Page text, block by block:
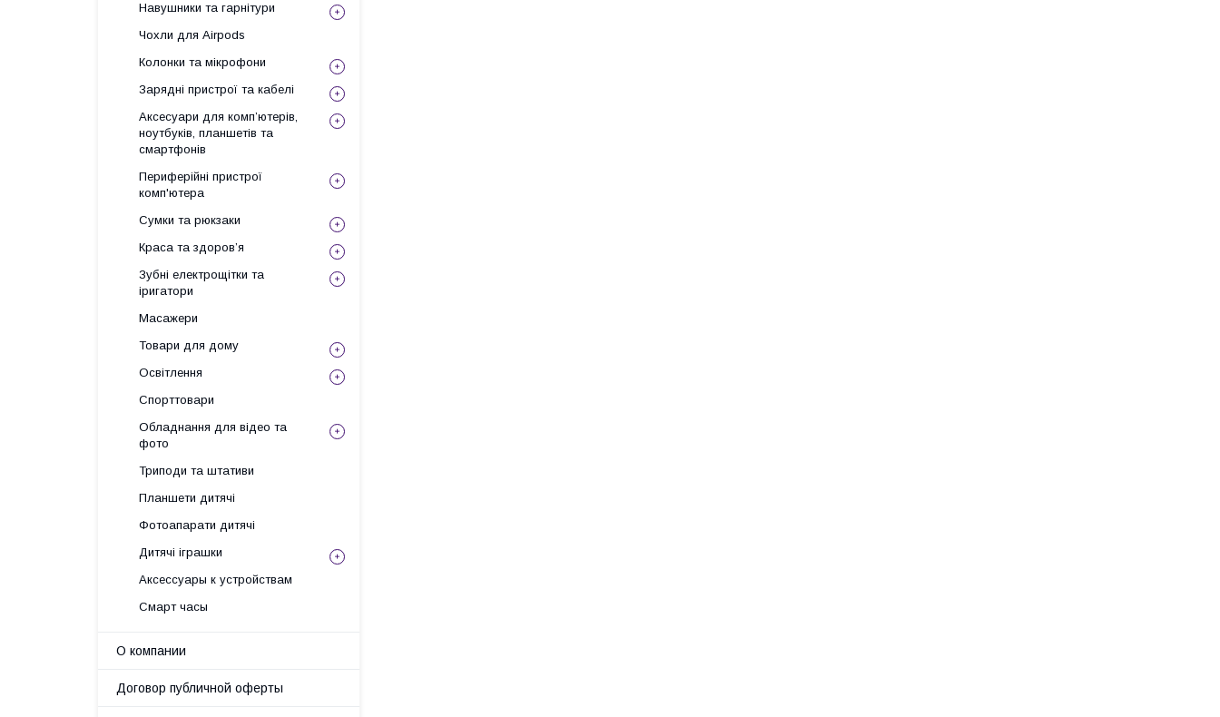
Навушники та гарнітури
Чохли для Airpods
Колонки та мікрофони
Зарядні пристрої та кабелі
Аксесуари для комп’ютерів,
ноутбуків, планшетів та
смартфонів
Периферійні пристрої
комп'ютера
Сумки та рюкзаки
Краса та здоров’я
Зубні електрощітки та
іригатори
Масажери
Товари для дому
Освітлення
Спорттовари
Обладнання для відео та
фото
Триподи та штативи
Планшети дитячі
Фотоапарати дитячі
Дитячі іграшки
Аксессуары к устройствам
Смарт часы
О компании
Договор публичной оферты